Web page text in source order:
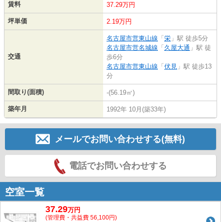
賃料 37.29万円
坪単価 2.19万円
交通
名古屋市営東山線 「 栄 」駅 徒歩5分
名古屋市営名城線 「 久屋大通 」駅 徒
歩6分
名古屋市営東山線 「 伏見 」駅 徒歩13
分
間取り(面積) -(56.19㎡)
築年月 1992年 10月(築33年)
メールでお問い合わせする(無料)
電話でお問い合わせする
空室一覧
37.29万円
(管理費・共益費 56,100円)